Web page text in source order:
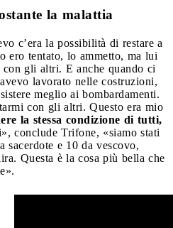
la malattia
c’era la possibilità di restare a
ero tentato, lo ammetto, ma lui
con gli altri. E anche quando ci
lavorato nelle costruzioni,
meglio ai bombardamenti.
con gli altri. Questo era mio
la stessa condizione di tutti,
conclude Trifone, «siamo stati
sacerdote e 10 da vescovo,
Questa è la cosa più bella che